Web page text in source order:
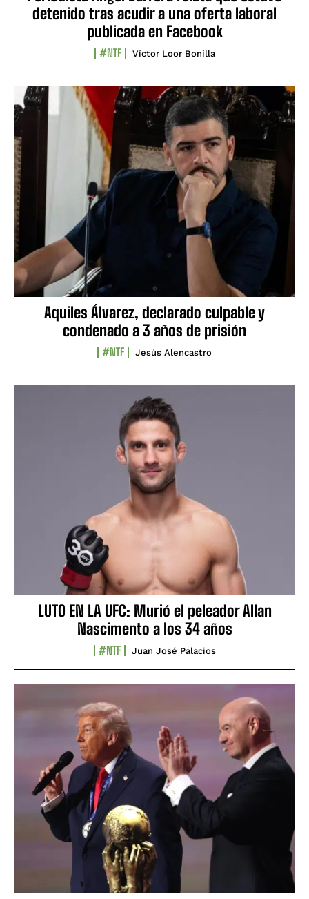
detenido tras acudir a una oferta laboral
publicada en Facebook
#NTF Víctor Loor Bonilla
Aquiles Álvarez, declarado culpable y
condenado a 3 años de prisión
#NTF Jesús Alencastro
LUTO EN LA UFC: Murió el peleador Allan
Nascimento a los 34 años
#NTF Juan José Palacios